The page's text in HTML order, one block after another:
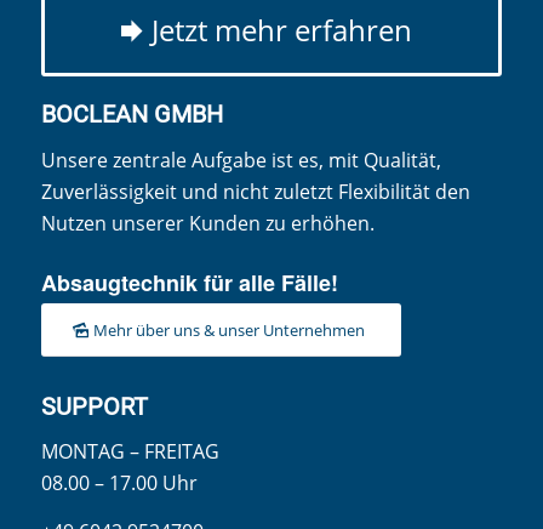
Jetzt mehr erfahren
BOCLEAN GMBH
Unsere zentrale Aufgabe ist es, mit Qualität,
Zuverlässigkeit und nicht zuletzt Flexibilität den
Nutzen unserer Kunden zu erhöhen.
Absaugtechnik für alle Fälle!
Mehr über uns & unser Unternehmen
SUPPORT
MONTAG – FREITAG
08.00 – 17.00 Uhr